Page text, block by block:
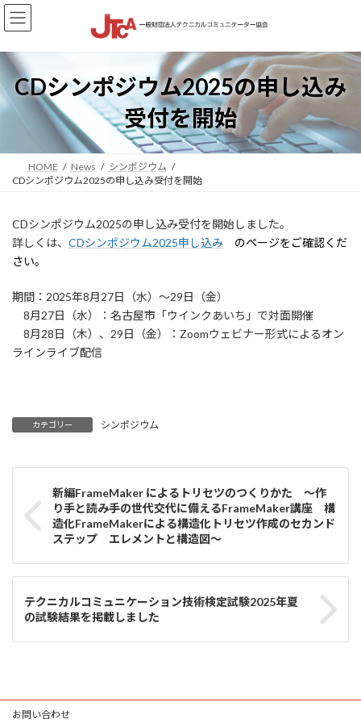
コ
ン
ン
へ
ス
プ
ナ
ビ
ー
ョ
ン
動
CDシンポジウム2025の申し込み
受付を開始
HOME News
シンポジウム
CDシンポジウム2025の申し込み受付を開始
CDシンポジウム2025の申し込み受付を開始しました。
詳しくは、 CDシンポジウム2025申し込み のページをご確認くだ
さい。
期間：2025年8月27日（水）～29日（金）
8月27日（水）：名古屋市「ウインクあいち」で対面開催
8月28日（木）、29日（金）：Zoomウェビナー形式によるオン
ラインライブ配信
カテゴリー シンポジウム
新編FrameMaker によるトリセツのつくりかた ～作
り手と読み手の世代交代に備えるFrameMaker講座 構
造化FrameMakerによる構造化トリセツ作成のセカンド
ステップ エレメントと構造図～
テクニカルコミュニケーション技術検定試験2025年夏
の試験結果を掲載しました
お問い合わせ